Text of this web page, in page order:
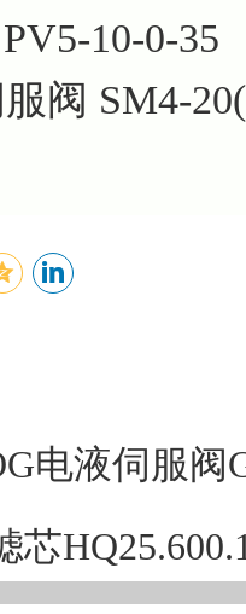
PV5-10-0-35
阀 SM4-
电液伺服
芯